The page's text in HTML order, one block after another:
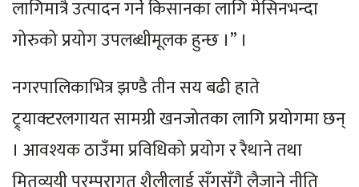
लागिमात्रै उत्पादन गर्ने किसानका लागि मेसिनभन्दा
गोरुको प्रयोग उपलब्धीमूलक हुन्छ ।” ।
नगरपालिकाभित्र झण्डै तीन सय बढी हाते
ट्र्याक्टरलगायत सामग्री खनजोतका लागि प्रयोगमा छन्
। आवश्यक ठाउँमा प्रविधिको प्रयोग र रैथाने तथा